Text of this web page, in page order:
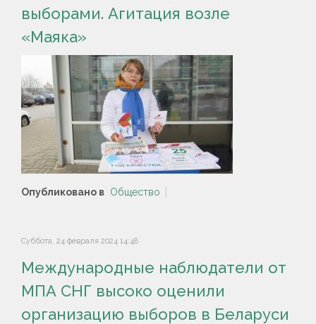
выборами. Агитация возле
«Маяка»
Опубликовано в Общество
Суббота, 24 февраля 2024 14:48
Международные наблюдатели от
МПА СНГ высоко оценили
организацию выборов в Беларуси